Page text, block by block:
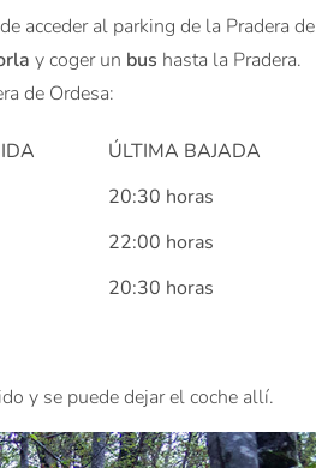
acceder al parking de la Pradera de
y coger un bus hasta la Pradera.
de Ordesa:
ÚLTIMA BAJADA
20:30 horas
22:00 horas
20:30 horas
y se puede dejar el coche allí.